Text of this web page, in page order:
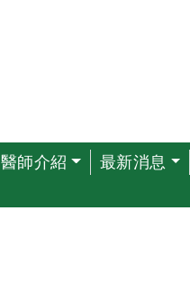
醫師介紹 最新消息